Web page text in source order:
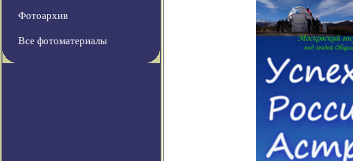
Фотоархив
Все фотоматериалы